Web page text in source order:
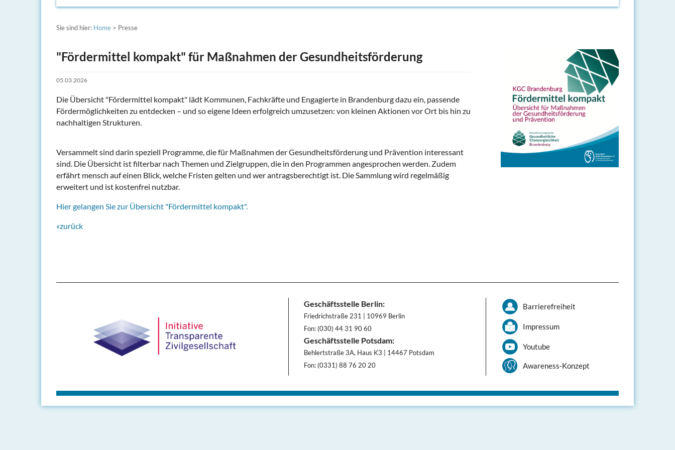
Sie sind hier: Home > Presse
"Fördermittel kompakt" für Maßnahmen der Gesundheitsförderung
05.03.2026
Die Übersicht "Fördermittel kompakt" lädt Kommunen, Fachkräfte und Engagierte in Brandenburg dazu ein, passende
Fördermöglichkeiten zu entdecken – und so eigene Ideen erfolgreich umzusetzen: von kleinen Aktionen vor Ort bis hin zu
nachhaltigen Strukturen.
Versammelt sind darin speziell Programme, die für Maßnahmen der Gesundheitsförderung und Prävention interessant
sind. Die Übersicht ist filterbar nach Themen und Zielgruppen, die in den Programmen angesprochen werden. Zudem
erfährt mensch auf einen Blick, welche Fristen gelten und wer antragsberechtigt ist. Die Sammlung wird regelmäßig
erweitert und ist kostenfrei nutzbar.
Hier gelangen Sie zur Übersicht "Fördermittel kompakt".
«zurück
Geschäftsstelle Berlin:
Friedrichstraße 231 | 10969 Berlin
Fon: (030) 44 31 90 60
Geschäftsstelle Potsdam:
Behlertstraße 3A, Haus K3 | 14467 Potsdam
Fon: (0331) 88 76 20 20
Barrierefreiheit
Impressum
Youtube
Awareness-Konzept